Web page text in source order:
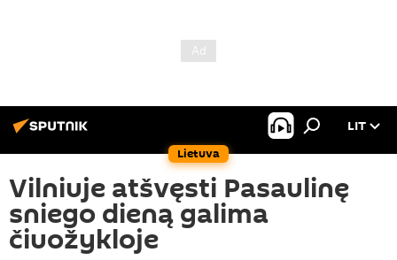
Lietuva
LIT
Vilniuje atšvęsti Pasaulinę
sniego dieną galima
čiuožykloje